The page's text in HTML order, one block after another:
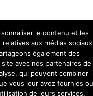
le contenu et les
aux médias sociaux
également des
avec nos partenaires de
qui peuvent combiner
vous leur avez fournies ou
de leurs services.